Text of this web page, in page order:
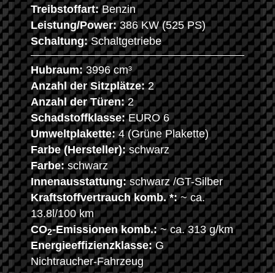
Treibstoffart:Benzin
Leistung/Power:386 KW (525 PS)
Schaltung:Schaltgetriebe
Hubraum:3996 cm³
Anzahl der Sitzplätze:2
Anzahl der Türen:2
Schadstoffklasse:EURO 6
Umweltplakette:4 (Grüne Plakette)
Farbe (Hersteller):schwarz
Farbe:schwarz
Innenausstattung:schwarz /GT-Silber
Kraftstoffvertrauch komb. *:~ ca.
13.8l/100 km
CO2-Emissionen komb.:~ ca. 313 g/km
Energieeffizienzklasse:G
Nichtraucher-Fahrzeug